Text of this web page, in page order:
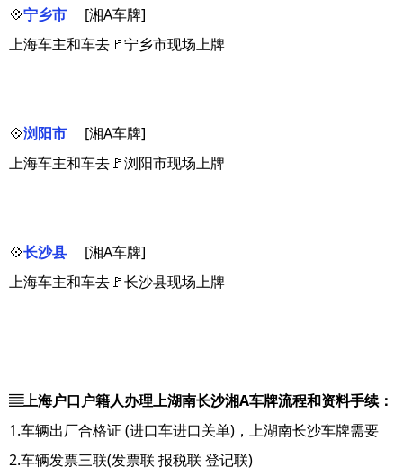
💠宁乡市
[湘A车牌]
上海车主和车去🚩宁乡市现场上牌
💠浏阳市
[湘A车牌]
上海车主和车去🚩浏阳市现场上牌
💠长沙县
[湘A车牌]
上海车主和车去🚩长沙县现场上牌
▤上海户口户籍人办理上湖南长沙湘A车牌流程和资料手续：
1.车辆出厂合格证 (进口车进口关单)，上湖南长沙车牌需要
2.车辆发票三联(发票联 报税联 登记联)